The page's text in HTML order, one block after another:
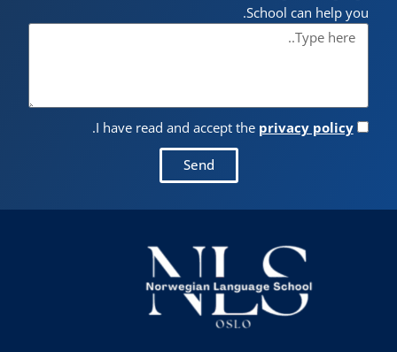
School can help you.
I have read and accept the privacy policy
.
Send